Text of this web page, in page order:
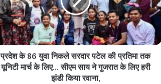
प्रदेश के 86 युवा निकले सरदार पटेल की प्रतिमा तक
यूनिटी मार्च के लिए… सीएम साय ने गुजरात के लिए हरी
झंडी किया रवाना,